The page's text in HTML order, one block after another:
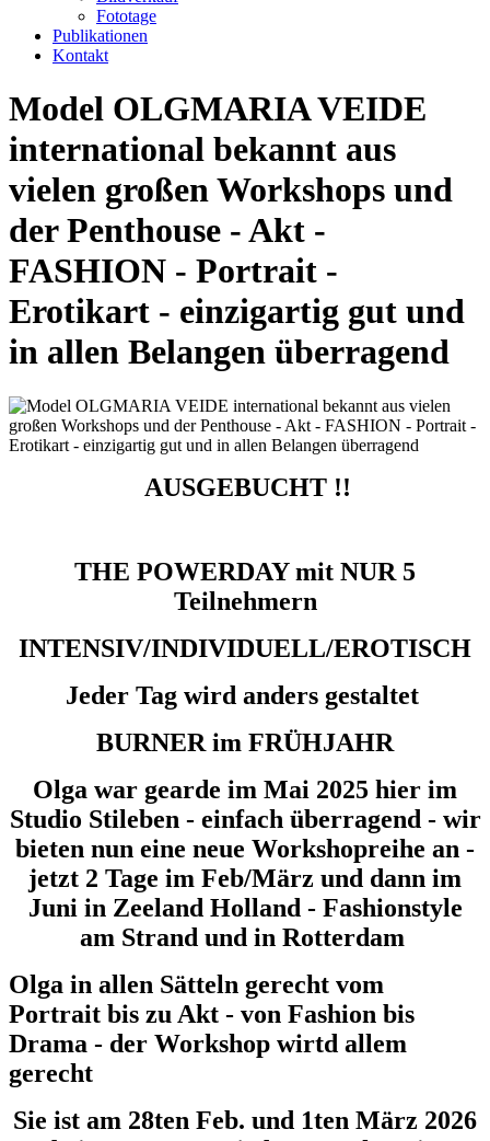
Fototage
Publikationen
Kontakt
Model OLGMARIA VEIDE
international bekannt aus
vielen großen Workshops und
der Penthouse - Akt -
FASHION - Portrait -
Erotikart - einzigartig gut und
in allen Belangen überragend
AUSGEBUCHT !!
THE POWERDAY mit NUR 5
Teilnehmern
INTENSIV/INDIVIDUELL/EROTISCH
Jeder Tag wird anders gestaltet
BURNER im FRÜHJAHR
Olga war gearde im Mai 2025 hier im
Studio Stileben - einfach überragend - wir
bieten nun eine neue Workshopreihe an -
jetzt 2 Tage im Feb/März und dann im
Juni in Zeeland Holland - Fashionstyle
am Strand und in Rotterdam
Olga in allen Sätteln gerecht vom
Portrait bis zu Akt - von Fashion bis
Drama - der Workshop wirtd allem
gerecht
Sie ist am 28ten Feb. und 1ten März 2026